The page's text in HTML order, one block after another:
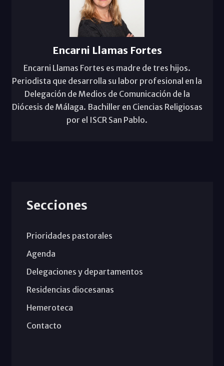
Encarni Llamas Fortes
Encarni Llamas Fortes es madre de tres hijos.
Periodista que desarrolla su labor profesional en la
Delegación de Medios de Comunicación de la
Diócesis de Málaga. Bachiller en Ciencias Religiosas
por el ISCR San Pablo.
Secciones
Prioridades pastorales
Agenda
Delegaciones y departamentos
Residencias diocesanas
Hemeroteca
Contacto